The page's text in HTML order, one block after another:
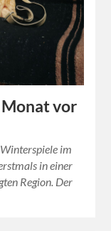
Monat vor
im
in einer
Region. Der